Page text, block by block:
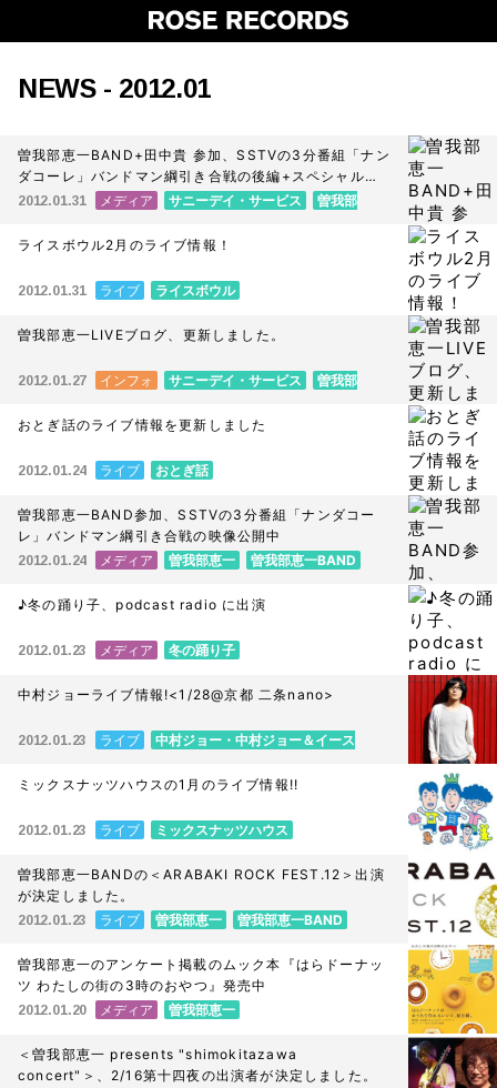
NEWS - 2012.01
曽我部恵一BAND+田中貴 参加、SSTVの3分番組「ナン
ダコーレ」バンドマン綱引き合戦の後編+スペシャル映
像も公開中
2012.01.31 メディア サニーデイ・サービス
曽我部
ライスボウル2月のライブ情報！
2012.01.31 ライブ ライスボウル
曽我部恵一LIVEブログ、更新しました。
2012.01.27 インフォ サニーデイ・サービス
曽我部
おとぎ話のライブ情報を更新しました
2012.01.24 ライブ おとぎ話
曽我部恵一BAND参加、SSTVの3分番組「ナンダコー
レ」バンドマン綱引き合戦の映像公開中
2012.01.24 メディア 曽我部恵一 曽我部恵一BAND
♪冬の踊り子、podcast radio に出演
2012.01.23 メディア 冬の踊り子
中村ジョーライブ情報!<1/28@京都 二条nano>
2012.01.23 ライブ
中村ジョー・中村ジョー＆イース
ミックスナッツハウスの1月のライブ情報!!
2012.01.23 ライブ ミックスナッツハウス
曽我部恵一BANDの＜ARABAKI ROCK FEST.12＞出演
が決定しました。
2012.01.23 ライブ 曽我部恵一 曽我部恵一BAND
曽我部恵一のアンケート掲載のムック本『はらドーナッ
ツ わたしの街の3時のおやつ』発売中
2012.01.20 メディア 曽我部恵一
＜曽我部恵一 presents "shimokitazawa
concert"＞、2/16第十四夜の出演者が決定しました。